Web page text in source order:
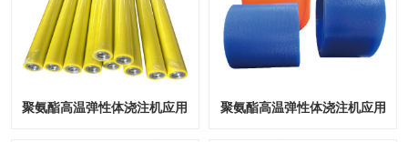
聚氨酯高温弹性体浇注机应用 聚氨酯高温弹性体浇注机应用